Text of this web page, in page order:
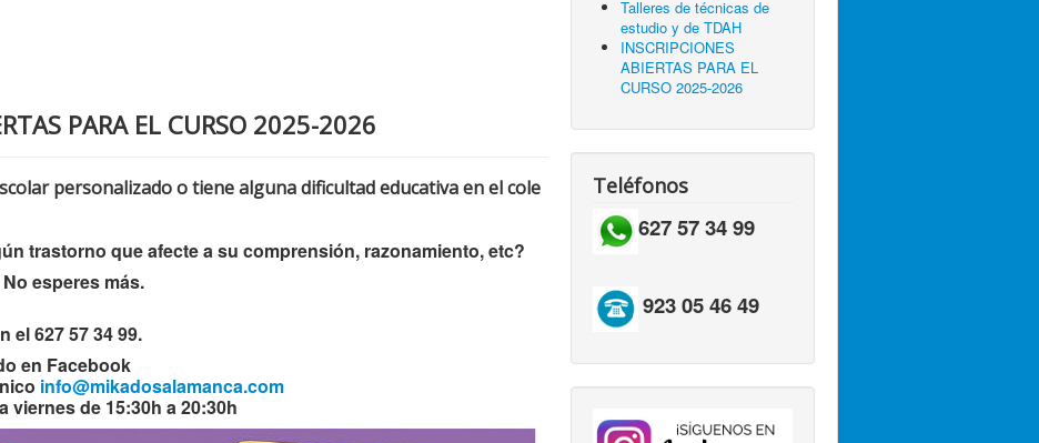
PARA EL CURSO 2025-2026
personalizado o tiene alguna dificultad educativa en el cole
trastorno que afecte a su comprensión, razonamiento, etc?
esperes más.
el 627 57 34 99.
en Facebook
info@mikadosalamanca.com
viernes de 15:30h a 20:30h
Talleres de técnicas de
estudio y de TDAH
INSCRIPCIONES
ABIERTAS PARA EL
CURSO 2025-2026
Teléfonos
627 57 34 99
923 05 46 49